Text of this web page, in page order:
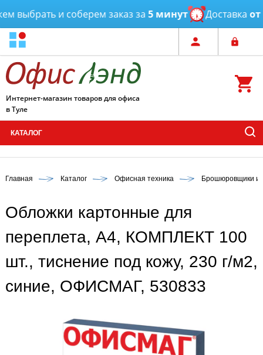
и соберем заказ за5 минут Доставкаот 3
Интернет-магазин товаров для офиса
в Туле
КАТАЛОГ
Главная Каталог Офисная техника Брошюровщики и
Обложки картонные для
переплета, А4, КОМПЛЕКТ 100
шт., тиснение под кожу, 230 г/м2,
синие, ОФИСМАГ, 530833